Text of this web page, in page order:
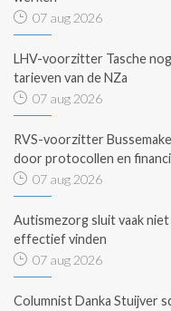
07 aug 2026
LHV-voorzitter Tasche
tarieven van de NZa
07 aug 2026
RVS-voorzitter
door protocollen en
07 aug 2026
Autismezorg sluit vaak
effectief vinden
07 aug 2026
Columnist Danka Stuijver